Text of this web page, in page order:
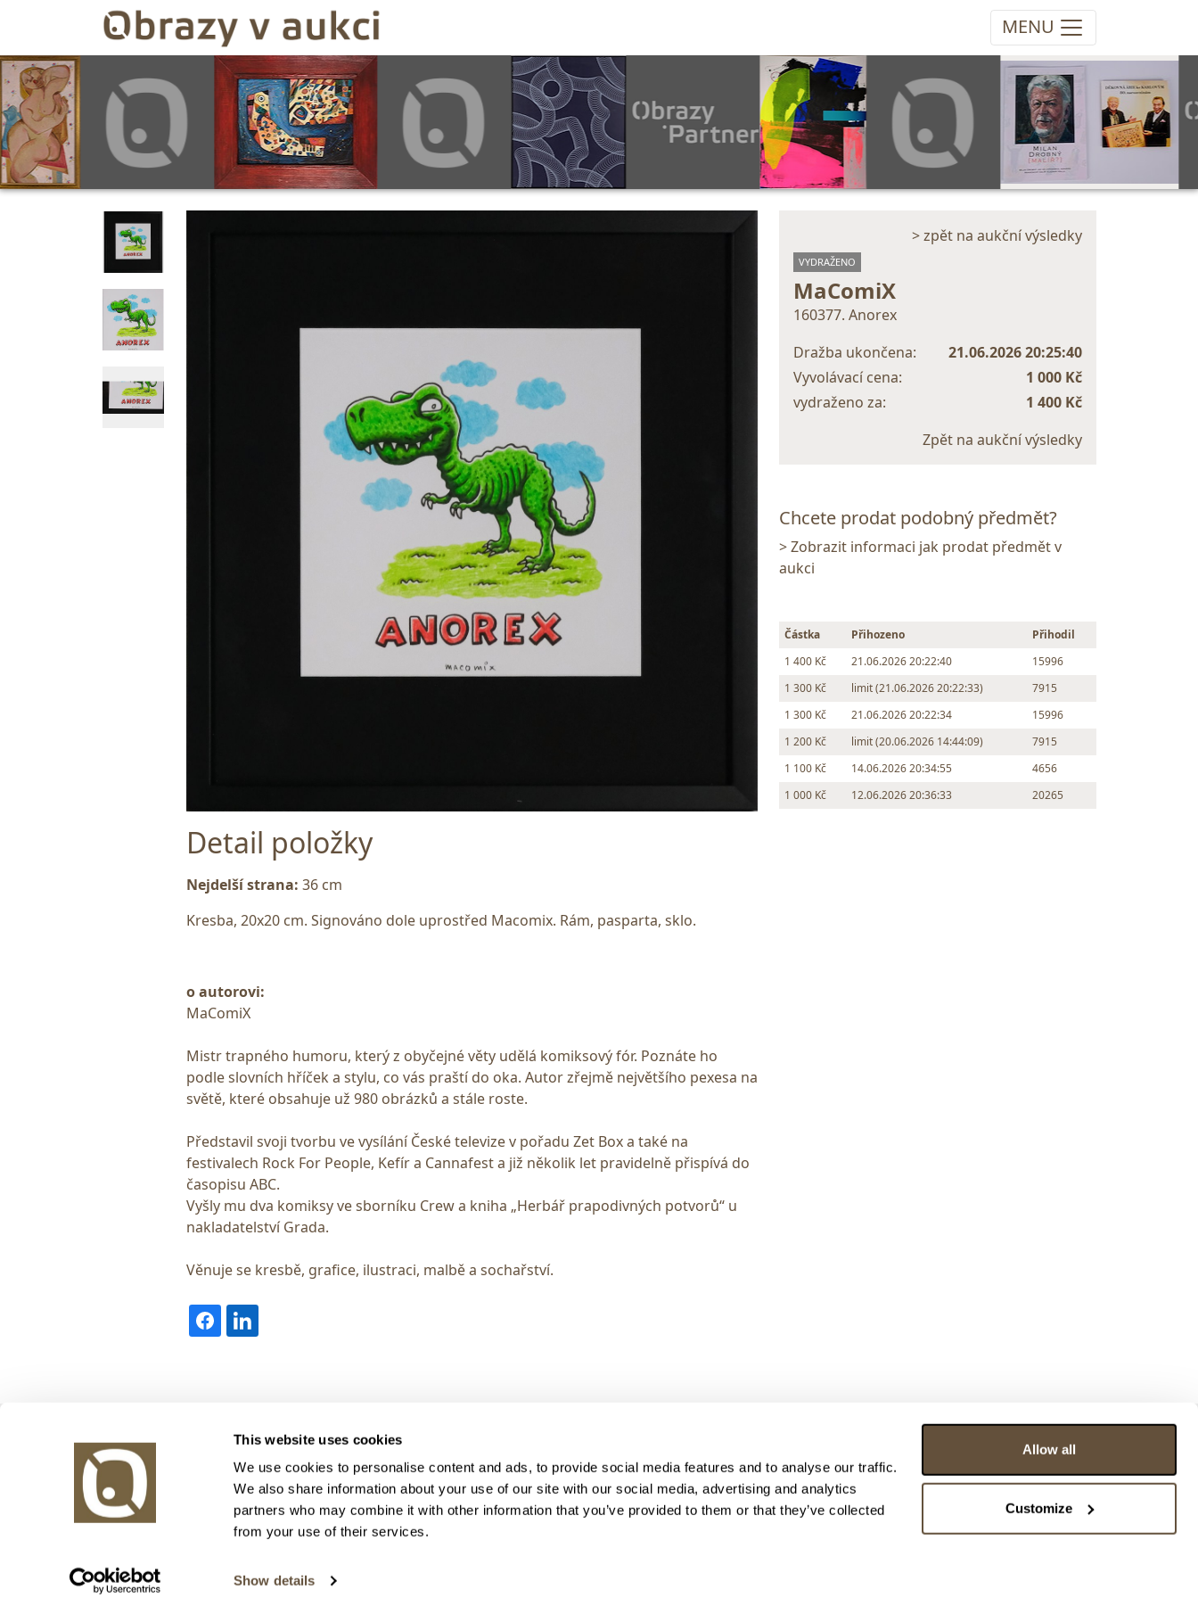
This website uses cookies
We use cookies to personalise content and ads, to provide social media features and to analyse our traffic.
We also share information about your use of our site with our social media, advertising and analytics
partners who may combine it with other information that you’ve provided to them or that they’ve collected
from your use of their services.
Show details
Allow all
Customize
MENU
Detail položky
Nejdelší strana: 36 cm
Kresba, 20x20 cm. Signováno dole uprostřed Macomix. Rám, pasparta, sklo.
o autorovi:
MaComiX
Mistr trapného humoru, který z obyčejné věty udělá komiksový fór. Poznáte ho
podle slovních hříček a stylu, co vás praští do oka. Autor zřejmě největšího pexesa na
světě, které obsahuje už 980 obrázků a stále roste.
Představil svoji tvorbu ve vysílání České televize v pořadu Zet Box a také na
festivalech Rock For People, Kefír a Cannafest a již několik let pravidelně přispívá do
časopisu ABC.
Vyšly mu dva komiksy ve sborníku Crew a kniha „Herbář prapodivných potvorů“ u
nakladatelství Grada.
Věnuje se kresbě, grafice, ilustraci, malbě a sochařství.
> zpět na aukční výsledky
VYDRAŽENO
MaComiX
160377. Anorex
Dražba ukončena:
21.06.2026 20:25:40
Vyvolávací cena:
1 000 Kč
vydraženo za:
1 400 Kč
Zpět na aukční výsledky
Chcete prodat podobný předmět?
> Zobrazit informaci jak prodat předmět v
aukci
Částka Přihozeno
Přihodil
1 400 Kč
21.06.2026 20:22:40
15996
1 300 Kč
limit (21.06.2026 20:22:33)
7915
1 300 Kč
21.06.2026 20:22:34
15996
1 200 Kč
limit (20.06.2026 14:44:09)
7915
1 100 Kč
14.06.2026 20:34:55
4656
1 000 Kč
12.06.2026 20:36:33 20265
Korunní 972/75
130 00 Praha 3
tel.: +420 800 10 10 10, +420 737 196 183
E-mail: info@obrazyvaukci.cz
> Obchodní podmínky
> Kontakty
> GDPR